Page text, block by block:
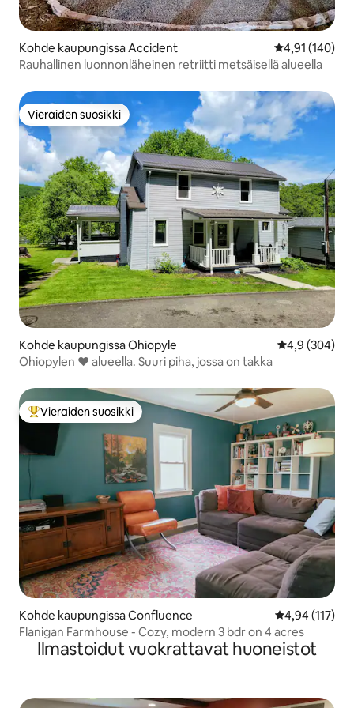
Kohde kaupungissa Accident
4,91 (140)
Rauhallinen luonnonläheinen retriitti metsäisellä alueella
Vieraiden suosikki
Vieraiden suosikki
Kohde kaupungissa Ohiopyle
4,9 (304)
Ohiopylen ❤ alueella. Suuri piha, jossa on takka
Vieraiden suosikkien parhaimmistoa
Vieraiden suosikki
Kohde kaupungissa Confluence
4,94 (117)
Flanigan Farmhouse - Cozy, modern 3 bdr on 4 acres
Ilmastoidut vuokrattavat huoneistot